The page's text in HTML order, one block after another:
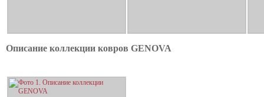
Описание коллекции ковров GENOVA